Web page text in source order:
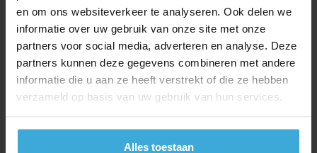
en om ons websiteverkeer te analyseren. Ook delen we
informatie over uw gebruik van onze site met onze
partners voor social media, adverteren en analyse. Deze
partners kunnen deze gegevens combineren met andere
informatie die u aan ze heeft verstrekt of die ze hebben
verzameld op basis van uw gebruik van hun services.
Alles toestaan
Gewenste
lengtemaat inmm
(max. 2000 mm)
+/- 2 mm lengtetolerantie
Aantal:
Bewerkingskosten :
€
0,00
€ 0,00